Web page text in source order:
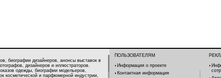
биографии дизайнеров, анонсы выставок в
дизайнеров и иллюстраторов.
одежды, биографии модельеров,
косметической и парфюмерной индустрии,
ПОЛЬЗОВАТЕЛЯМ
Информация о проекте
Контактная информация